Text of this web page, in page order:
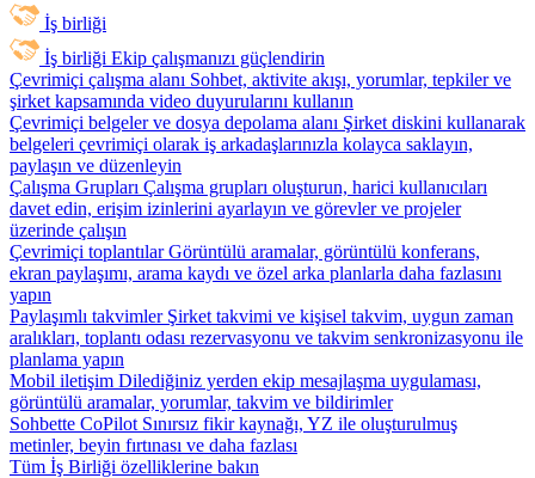
İş birliği
İş birliği Ekip çalışmanızı güçlendirin
Çevrimiçi çalışma alanı Sohbet, aktivite akışı, yorumlar, tepkiler ve
şirket kapsamında video duyurularını kullanın
Çevrimiçi belgeler ve dosya depolama alanı Şirket diskini kullanarak
belgeleri çevrimiçi olarak iş arkadaşlarınızla kolayca saklayın,
paylaşın ve düzenleyin
Çalışma Grupları Çalışma grupları oluşturun, harici kullanıcıları
davet edin, erişim izinlerini ayarlayın ve görevler ve projeler
üzerinde çalışın
Çevrimiçi toplantılar Görüntülü aramalar, görüntülü konferans,
ekran paylaşımı, arama kaydı ve özel arka planlarla daha fazlasını
yapın
Paylaşımlı takvimler Şirket takvimi ve kişisel takvim, uygun zaman
aralıkları, toplantı odası rezervasyonu ve takvim senkronizasyonu ile
planlama yapın
Mobil iletişim Dilediğiniz yerden ekip mesajlaşma uygulaması,
görüntülü aramalar, yorumlar, takvim ve bildirimler
Sohbette CoPilot Sınırsız fikir kaynağı, YZ ile oluşturulmuş
metinler, beyin fırtınası ve daha fazlası
Tüm İş Birliği özelliklerine bakın